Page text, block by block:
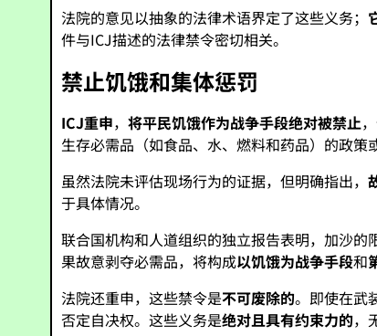
法院的意见以抽象的法律术语界定了这些义务；
件与ICJ描述的法律禁令密切相关。
禁止饥饿和集体惩罚
ICJ重申，将平民饥饿作为战争手段绝对被禁止
生存必需品（如食品、水、燃料和药品）的政策
虽然法院未评估现场行为的证据，但明确指出，
于具体情况。
联合国机构和人道组织的独立报告表明，加沙的
果故意剥夺必需品，将构成以饥饿为战争手段和
法院还重申，这些禁令是不可废除的。即使在武
否定自决权。这些义务是绝对且具有约束力的，